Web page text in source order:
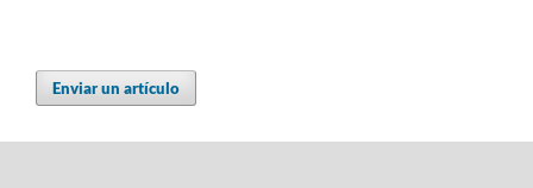
Enviar un artículo